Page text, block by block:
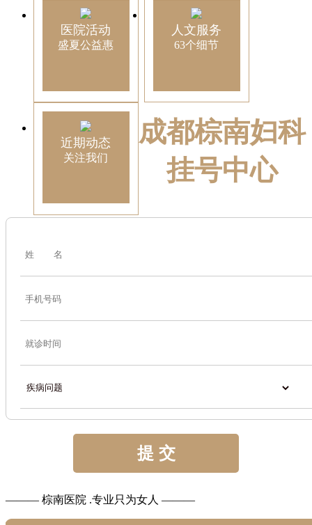
医院活动
盛夏公益惠
人文服务
63个细节
近期动态
关注我们
成都棕南妇科
挂号中心
——— 棕南医院 .专业只为女人 ———